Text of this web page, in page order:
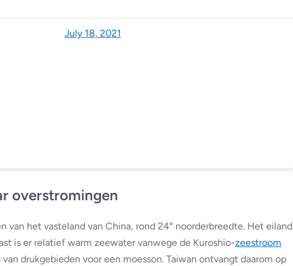
July 18, 2021
overstromingen
van het vasteland van China, rond 24° noorderbreedte. Het eiland
is er relatief warm zeewater vanwege de Kuroshio-zeestroom
drukgebieden voor een moesson. Taiwan ontvangt daarom op